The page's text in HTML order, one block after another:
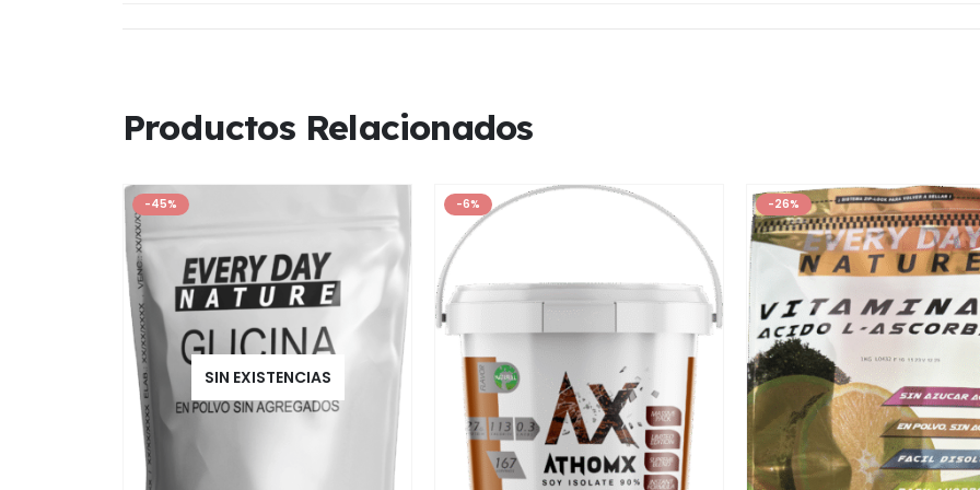
Productos Relacionados
-45%
SIN EXISTENCIAS
-6% -26%